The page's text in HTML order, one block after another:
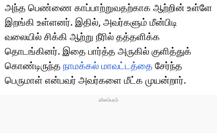
அந்த பெண்ணை காப்பாற்றுவதற்காக ஆற்றின் உள்ளே
இறங்கி உள்ளனர். இதில், அவர்களும் மீன்பிடி
வலையில் சிக்கி ஆற்று நீரில் தத்தளிக்க
தொடங்கினர். இதை பார்த்த அருகில் குளித்துக்
கொண்டிருந்த நாமக்கல் மாவட்டத்தை சேர்ந்த
பெருமாள் என்பவர் அவர்களை மீட்க முயன்றார்.